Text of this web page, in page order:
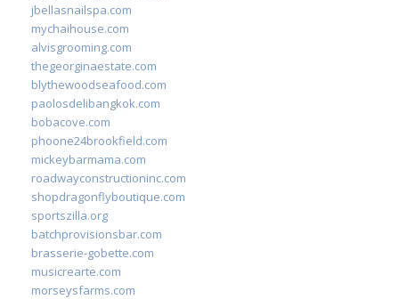
jbellasnailspa.com
mychaihouse.com
alvisgrooming.com
thegeorginaestate.com
blythewoodseafood.com
paolosdelibangkok.com
bobacove.com
phoone24brookfield.com
mickeybarmama.com
roadwayconstructioninc.com
shopdragonflyboutique.com
sportszilla.org
batchprovisionsbar.com
brasserie-gobette.com
musicrearte.com
morseysfarms.com